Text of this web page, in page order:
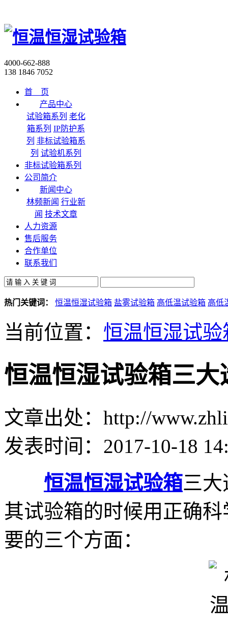
4000-662-888
138 1846 7052
首 页
产品中心
试验箱系列 老化
箱系列 IP防护系
列 非标试验箱系
列 试验机系列
非标试验箱系列
公司简介
新闻中心
林频新闻 行业新
闻 技术文章
人力资源
售后服务
合作单位
联系我们
热门关键词： 恒温恒湿试验箱 盐雾试验箱 高低温试验箱 高低
当前位置： 恒温恒湿试验
恒温恒湿试验箱三大
文章出处：http://
发表时间：2017-10-18
恒温恒湿试验箱三
其试验箱的时候用正确
要的三个方面：